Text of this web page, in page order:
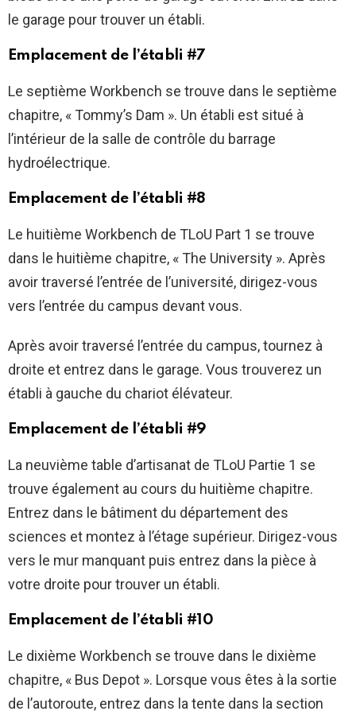
le garage pour trouver un établi.
Emplacement de l’établi #7
Le septième Workbench se trouve dans le septième
chapitre, « Tommy’s Dam ». Un établi est situé à
l’intérieur de la salle de contrôle du barrage
hydroélectrique.
Emplacement de l’établi #8
Le huitième Workbench de TLoU Part 1 se trouve
dans le huitième chapitre, « The University ». Après
avoir traversé l’entrée de l’université, dirigez-vous
vers l’entrée du campus devant vous.
Après avoir traversé l’entrée du campus, tournez à
droite et entrez dans le garage. Vous trouverez un
établi à gauche du chariot élévateur.
Emplacement de l’établi #9
La neuvième table d’artisanat de TLoU Partie 1 se
trouve également au cours du huitième chapitre.
Entrez dans le bâtiment du département des
sciences et montez à l’étage supérieur. Dirigez-vous
vers le mur manquant puis entrez dans la pièce à
votre droite pour trouver un établi.
Emplacement de l’établi #10
Le dixième Workbench se trouve dans le dixième
chapitre, « Bus Depot ». Lorsque vous êtes à la sortie
de l’autoroute, entrez dans la tente dans la section